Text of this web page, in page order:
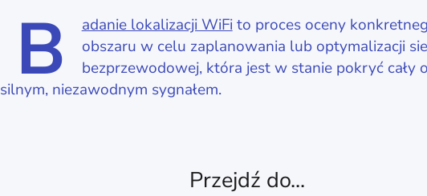
B adanie lokalizacji WiFito proces oceny
obszaru w celu zaplanowania lub optymalizacji
bezprzewodowej, która jest w stanie pokryć cały
silnym, niezawodnym sygnałem.
Przejdź do...